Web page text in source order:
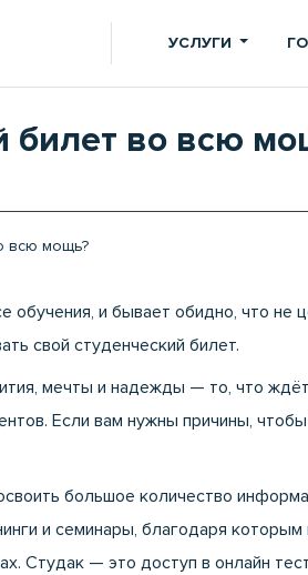
УСЛУГИ
билет во всю
всю мощь?
обучения, и бывает обидно, что
свой студенческий билет.
мечты и надежды — то, что
Если вам нужны причины,
большое количество
и семинары, благодаря
Студак — это доступ в онлайн